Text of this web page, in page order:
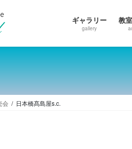
ギャラリー
gallery
教
会 日本橋髙島屋s.c.